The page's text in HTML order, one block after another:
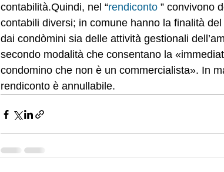
contabilità.Quindi, nel “rendiconto ” convivono
contabili diversi; in comune hanno la finalità
dai condòmini sia delle attività gestionali
secondo modalità che consentano la
condomino che non è un commercialista». In
rendiconto è annullabile.